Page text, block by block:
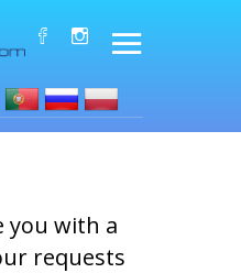
you with a
requests